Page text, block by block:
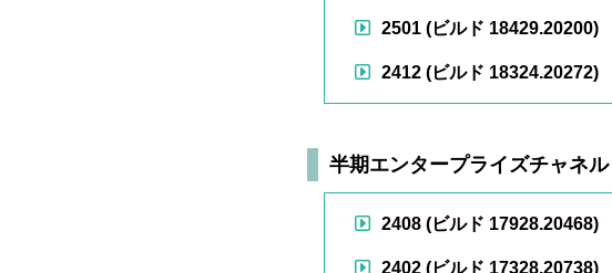
2501 (ビルド 18429.20200)
2412 (ビルド 18324.20272)
半期エンタープライズチャネル
2408 (ビルド 17928.20468)
2402 (ビルド 17328.20738)